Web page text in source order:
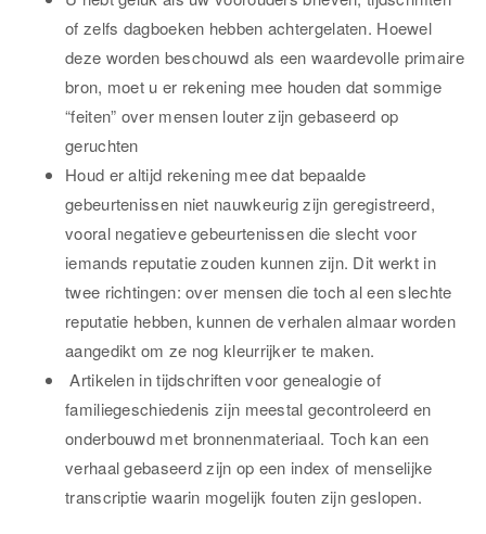
of zelfs dagboeken hebben achtergelaten. Hoewel
deze worden beschouwd als een waardevolle primaire
bron, moet u er rekening mee houden dat sommige
“feiten” over mensen louter zijn gebaseerd op
geruchten
Houd er altijd rekening mee dat bepaalde
gebeurtenissen niet nauwkeurig zijn geregistreerd,
vooral negatieve gebeurtenissen die slecht voor
iemands reputatie zouden kunnen zijn. Dit werkt in
twee richtingen: over mensen die toch al een slechte
reputatie hebben, kunnen de verhalen almaar worden
aangedikt om ze nog kleurrijker te maken.
Artikelen in tijdschriften voor genealogie of
familiegeschiedenis zijn meestal gecontroleerd en
onderbouwd met bronnenmateriaal. Toch kan een
verhaal gebaseerd zijn op een index of menselijke
transcriptie waarin mogelijk fouten zijn geslopen.